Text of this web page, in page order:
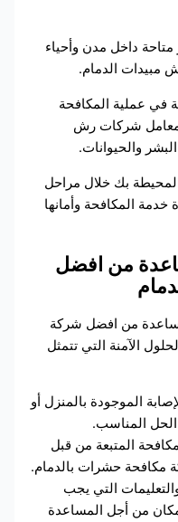
متاحة داخل مدن وأحياء
مبيدات الدمام.
في عملية المكافحة
معامل شركات رش
والحيوانات.
بك خلال مراحل
المكافحة وأمانها
من افضل
من افضل شركة
الآمنة التي تتمثل
الموجودة بالمنزل أو
الحل المناسب.
المتبعة من قبل
حشرات بالدمام.
التي يجب
من أجل المساعدة